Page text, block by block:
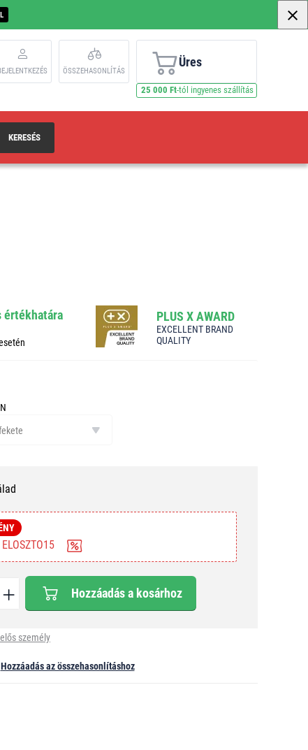
ÖSSZEHASONLÍTÁS
Üres
25 000 Ft-tól ingyenes szállítás
KERESÉS
értékhatára
PLUS X AWARD
EXCELLENT BRAND
QUALITY
Hozzáadás a kosárhoz
személy
Hozzáadás az összehasonlításhoz